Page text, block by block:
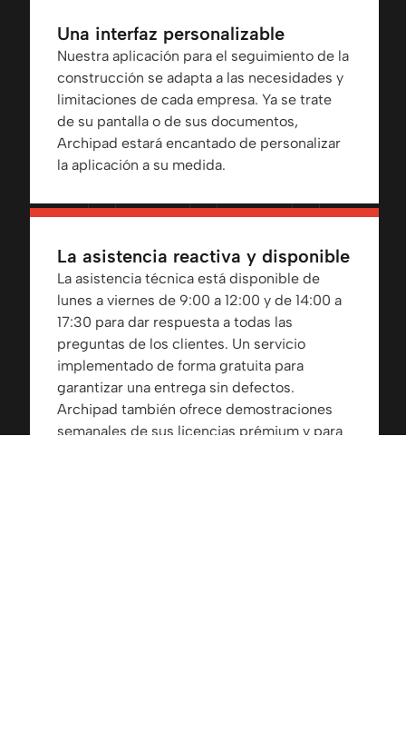
Una interfaz personalizable
Nuestra aplicación para el seguimiento de la
construcción se adapta a las necesidades y
limitaciones de cada empresa. Ya se trate
de su pantalla o de sus documentos,
Archipad estará encantado de personalizar
la aplicación a su medida.
La asistencia reactiva y disponible
La asistencia técnica está disponible de
lunes a viernes de 9:00 a 12:00 y de 14:00 a
17:30 para dar respuesta a todas las
preguntas de los clientes. Un servicio
implementado de forma gratuita para
garantizar una entrega sin defectos.
Archipad también ofrece demostraciones
semanales de sus licencias prémium y para